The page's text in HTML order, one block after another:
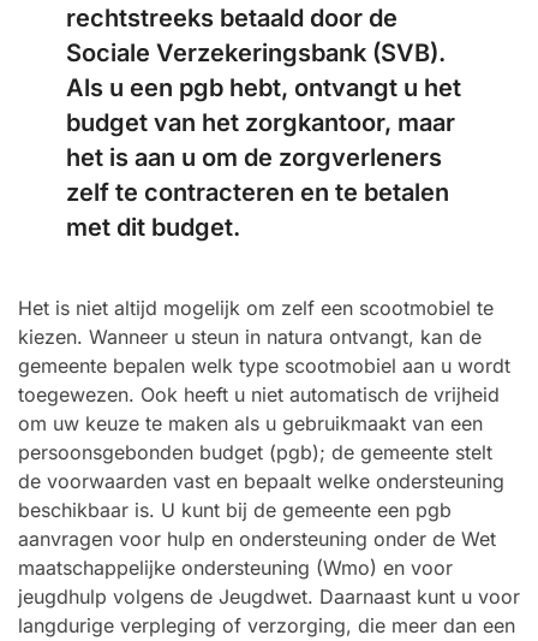
rechtstreeks betaald door de
Sociale Verzekeringsbank (SVB).
Als u een pgb hebt, ontvangt u het
budget van het zorgkantoor, maar
het is aan u om de zorgverleners
zelf te contracteren en te betalen
met dit budget.
Het is niet altijd mogelijk om zelf een scootmobiel te
kiezen. Wanneer u steun in natura ontvangt, kan de
gemeente bepalen welk type scootmobiel aan u wordt
toegewezen. Ook heeft u niet automatisch de vrijheid
om uw keuze te maken als u gebruikmaakt van een
persoonsgebonden budget (pgb); de gemeente stelt
de voorwaarden vast en bepaalt welke ondersteuning
beschikbaar is. U kunt bij de gemeente een pgb
aanvragen voor hulp en ondersteuning onder de Wet
maatschappelijke ondersteuning (Wmo) en voor
jeugdhulp volgens de Jeugdwet. Daarnaast kunt u voor
langdurige verpleging of verzorging, die meer dan een